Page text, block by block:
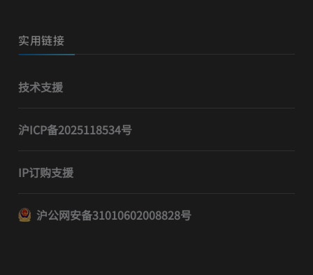
实用链接
技术支援
沪ICP备2025118534号
IP订购支援
沪公网安备31010602008828号